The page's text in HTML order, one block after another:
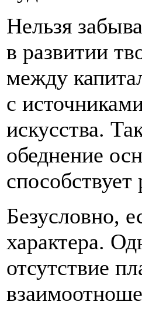
Нельзя
в развитии
между
с
искусства.
обеднение
Безусловно,
характера.
отсутствие